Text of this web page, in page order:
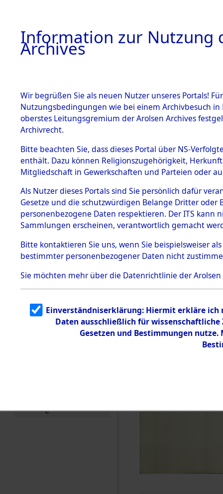
BESTÄNDE
1.
mente
5. Verschiedenes
5.3
Todesmärsche
5.3.1 Alliierte
Erhebungen
zu
Todesmärsch
en
5.3.2
g
5.3.3
Todesmärsch
e
→0001
Information zur Nutzung
Archives
Wir begrüßen Sie als neuen Nutzer unseres Portals!
Nutzungsbedingungen wie bei einem Archivbesuch
oberstes Leitungsgremium der Arolsen Archives
Archivrecht.
Bitte beachten Sie, dass dieses Portal über NS-
enthält. Dazu können Religionszugehörigkeit,
Mitgliedschaft in Gewerkschaften und Parteien oder
Als Nutzer dieses Portals sind Sie persönlich dafür
Gesetze und die schutzwürdigen Belange Dritter
personenbezogene Daten respektieren. Der ITS
Sammlungen erscheinen, verantwortlich gemacht
Bitte kontaktieren Sie uns, wenn Sie beispielsweiser
bestimmter personenbezogener Daten nicht
Sie möchten mehr über die Datenrichtlinie der Arolsen
Einverständniserklärung: Hiermit erkläre ich
Daten ausschließlich für
Gesetzen und Bestimmungen